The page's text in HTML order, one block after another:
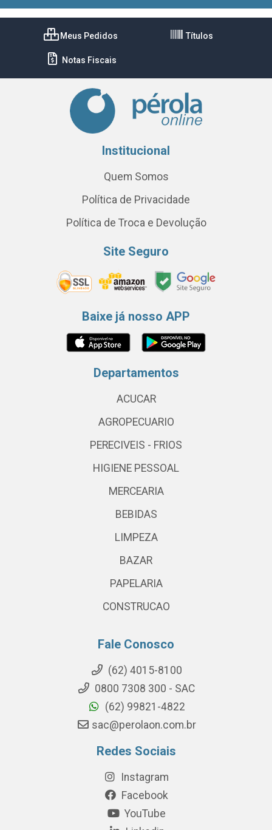
Meus Pedidos Títulos
Notas Fiscais
Institucional
Quem Somos
Política de Privacidade
Política de Troca e Devolução
Site Seguro
Baixe já nosso APP
Departamentos
ACUCAR
AGROPECUARIO
PERECIVEIS - FRIOS
HIGIENE PESSOAL
MERCEARIA
BEBIDAS
LIMPEZA
BAZAR
PAPELARIA
CONSTRUCAO
Fale Conosco
(62) 4015-8100
0800 7308 300 - SAC
(62) 99821-4822
sac@perolaon.com.br
Redes Sociais
Instagram
Facebook
YouTube